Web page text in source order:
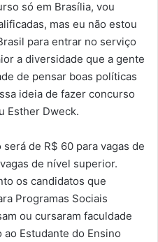
só em Brasília, vou
mas eu não estou
para entrar no serviço
a diversidade que a gente
de pensar boas políticas
ideia de fazer concurso
Esther Dweck.
de R$ 60 para vagas de
de nível superior.
os candidatos que
Programas Sociais
ou cursaram faculdade
Estudante do Ensino